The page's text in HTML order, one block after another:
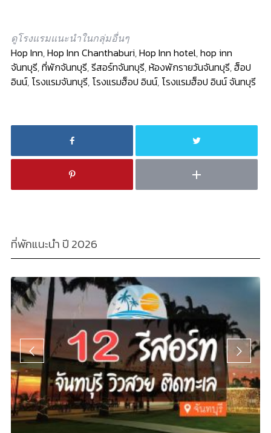
ดูโรงแรมแนะนำในกลุ่มอื่นๆ
Hop Inn,Hop Inn Chanthaburi,Hop Inn hotel,hop inn
จันทบุรี,ที่พักจันทบุรี,รีสอร์ทจันทบุรี,ห้องพักรายวันจันทบุรี,ฮ็อป
อินน์, โรงแรมจันทบุรี, โรงแรมฮ็อป อินน์, โรงแรมฮ็อป อินน์ จันทบุรี
ที่พักแนะนำ ปี 2026